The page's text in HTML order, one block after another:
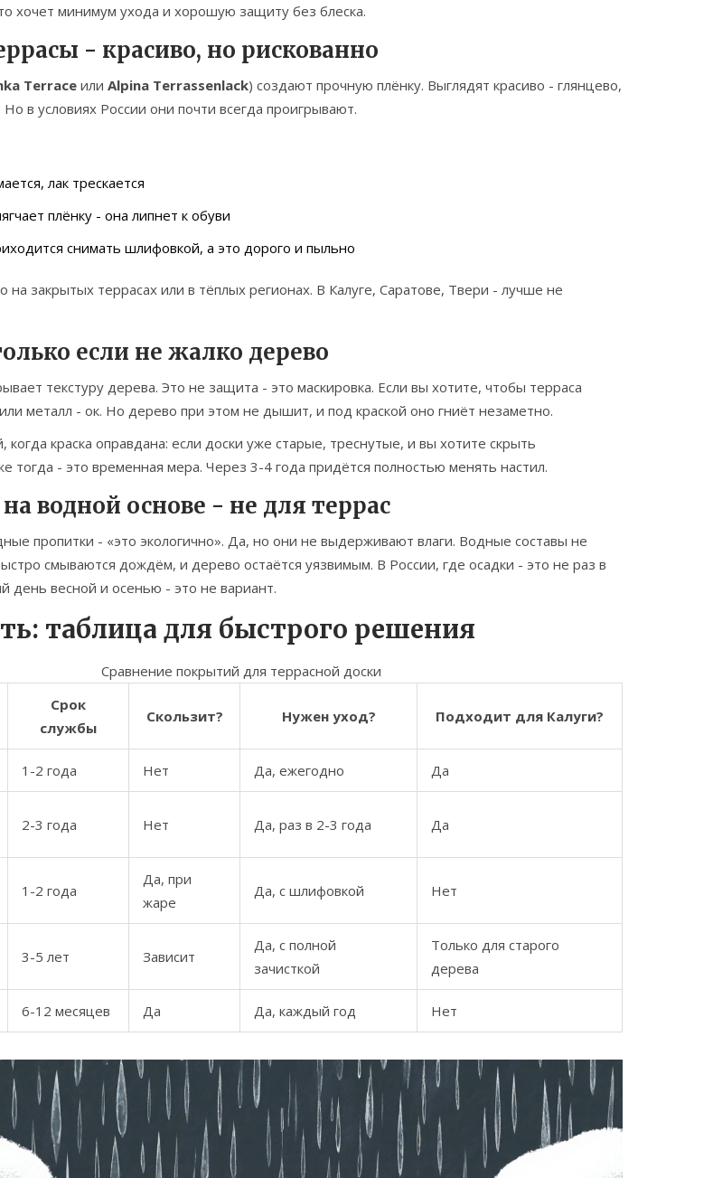
хочет минимум ухода и хорошую защиту без блеска.
- красиво, но рискованно
Terrace или Alpina Terrassenlack) создают прочную плёнку. Выглядят красиво - глянцево,
Но в условиях России они почти всегда проигрывают.
лак трескается
плёнку - она липнет к обуви
снимать шлифовкой, а это дорого и пыльно
на закрытых террасах или в тёплых регионах. В Калуге, Саратове, Твери - лучше не
если не жалко дерево
текстуру дерева. Это не защита - это маскировка. Если вы хотите, чтобы терраса
металл - ок. Но дерево при этом не дышит, и под краской оно гниёт незаметно.
когда краска оправдана: если доски уже старые, треснутые, и вы хотите скрыть
тогда - это временная мера. Через 3-4 года придётся полностью менять настил.
водной основе - не для террас
пропитки - «это экологично». Да, но они не выдерживают влаги. Водные составы не
смываются дождём, и дерево остаётся уязвимым. В России, где осадки - это не раз в
день весной и осенью - это не вариант.
таблица для быстрого решения
Сравнение покрытий для террасной доски
Срок
службы
Скользит? Нужен уход? Подходит для Калуги?
1-2 года Нет Да, ежегодно Да
2-3 года Нет Да, раз в 2-3 года Да
1-2 года
Да, при
жаре
Да, с шлифовкой Нет
3-5 лет Зависит
Да, с полной
зачисткой
Только для старого
дерева
6-12 месяцев Да Да, каждый год Нет